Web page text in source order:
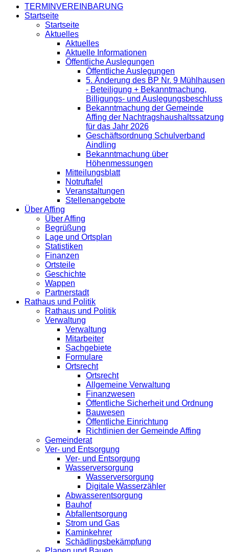
TERMINVEREINBARUNG
Startseite
Startseite
Aktuelles
Aktuelles
Aktuelle Informationen
Öffentliche Auslegungen
Öffentliche Auslegungen
5. Änderung des BP Nr. 9 Mühlhausen
- Beteiligung + Bekanntmachung,
Billigungs- und Auslegungsbeschluss
Bekanntmachung der Gemeinde
Affing der Nachtragshaushaltssatzung
für das Jahr 2026
Geschäftsordnung Schulverband
Aindling
Bekanntmachung über
Höhenmessungen
Mitteilungsblatt
Notruftafel
Veranstaltungen
Stellenangebote
Über Affing
Über Affing
Begrüßung
Lage und Ortsplan
Statistiken
Finanzen
Ortsteile
Geschichte
Wappen
Partnerstadt
Rathaus und Politik
Rathaus und Politik
Verwaltung
Verwaltung
Mitarbeiter
Sachgebiete
Formulare
Ortsrecht
Ortsrecht
Allgemeine Verwaltung
Finanzwesen
Öffentliche Sicherheit und Ordnung
Bauwesen
Öffentliche Einrichtung
Richtlinien der Gemeinde Affing
Gemeinderat
Ver- und Entsorgung
Ver- und Entsorgung
Wasserversorgung
Wasserversorgung
Digitale Wasserzähler
Abwasserentsorgung
Bauhof
Abfallentsorgung
Strom und Gas
Kaminkehrer
Schädlingsbekämpfung